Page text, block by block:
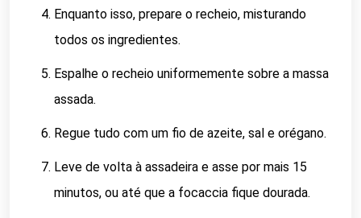
Enquanto isso, prepare o recheio, misturando
todos os ingredientes.
Espalhe o recheio uniformemente sobre a massa
assada.
Regue tudo com um fio de azeite, sal e orégano.
Leve de volta à assadeira e asse por mais 15
minutos, ou até que a focaccia fique dourada.